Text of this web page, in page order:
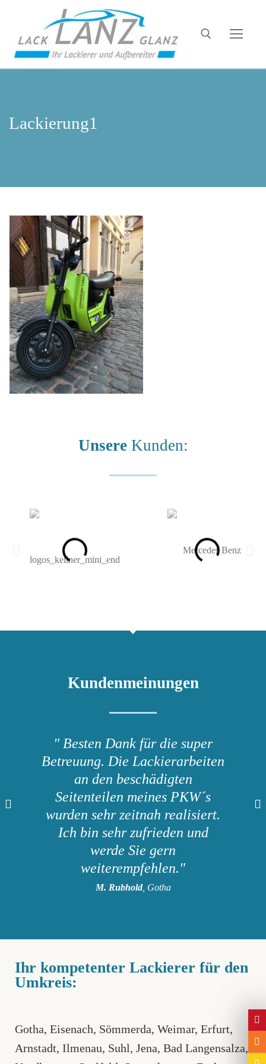
Lackierung1
UnsereKunden:
Kundenmeinungen
" Besten Dank für die super
Betreuung. Die Lackierarbeiten
an den beschädigten
Seitenteilen meines PKW´s
wurden sehr zeitnah realisiert.
Ich bin sehr zufrieden und
werde Sie gern
weiterempfehlen."
M. Rubhold, Gotha
Ihr kompetenter Lackierer für den
Umkreis:
Gotha, Eisenach, Sömmerda, Weimar, Erfurt,
Arnstadt, Ilmenau, Suhl, Jena, Bad Langensalza,